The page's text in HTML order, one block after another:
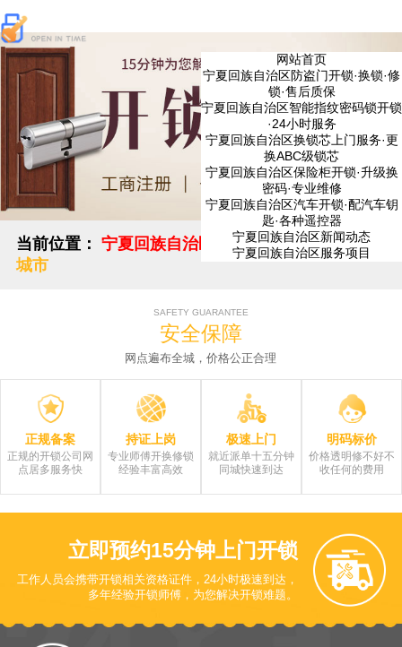
网站首页
宁夏回族自治区防盗门开锁·换锁·修
锁·售后质保
宁夏回族自治区智能指纹密码锁开锁
·24小时服务
宁夏回族自治区换锁芯上门服务·更
换ABC级锁芯
宁夏回族自治区保险柜开锁·升级换
密码·专业维修
宁夏回族自治区汽车开锁·配汽车钥
匙·各种遥控器
宁夏回族自治区新闻动态
宁夏回族自治区服务项目
当前位置： 宁夏回族自治区开锁 切换
城市
SAFETY GUARANTEE
安全保障
网点遍布全城，价格公正合理
正规备案
正规的开锁公司网
点居多服务快
持证上岗
专业师傅开换修锁
经验丰富高效
极速上门
就近派单十五分钟
同城快速到达
明码标价
价格透明修不好不
收任何的费用
立即预约15分钟上门开锁
工作人员会携带开锁相关资格证件，24小时极速到达，
多年经验开锁师傅，为您解决开锁难题。